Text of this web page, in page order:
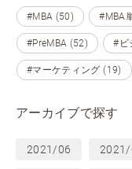
#MBA (50) #MBA
#PreMBA (52) #ビ
#マーケティング (19)
アーカイブで探す
2021/06 2021/